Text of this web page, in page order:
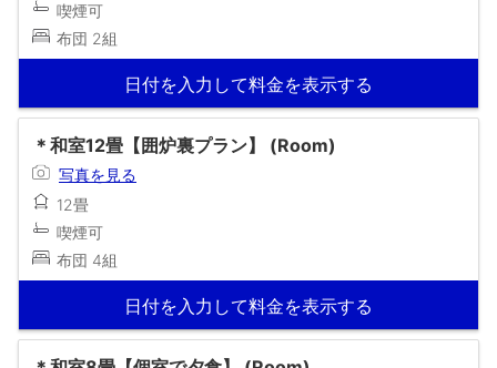
喫煙可
布団 2組
日付を入力して料金を表示する
＊和室12畳【囲炉裏プラン】 (Room)
写真を見る
12畳
喫煙可
布団 4組
日付を入力して料金を表示する